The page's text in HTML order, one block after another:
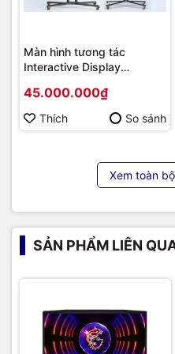
hơn cho khả năng hút gió tốt
Màn hình tương tác
Interactive Display
86 | Cấu hình cao cấp |
Hàng chính hãng
45.000.000₫
Thích So sánh
Xem toàn
SẢN PHẨM LIÊN